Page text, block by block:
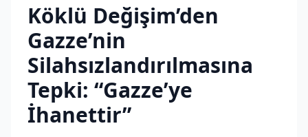
Köklü Değişim’den
Gazze’nin
Silahsızlandırılmasına
Tepki: “Gazze’ye
İhanettir”